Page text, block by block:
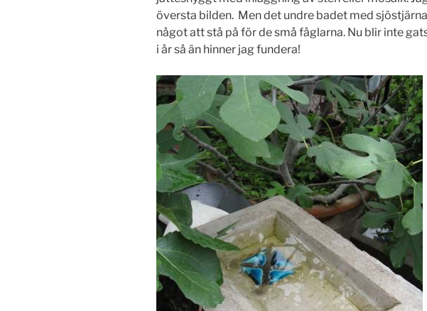
översta bilden. Men det undre badet med
något att stå på för de små fåglarna. Nu blir inte
i år så än hinner jag fundera!